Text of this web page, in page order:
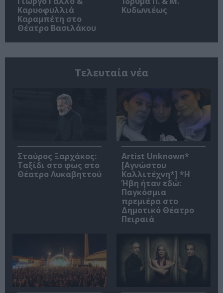
Καρυοφυλλιά
Καραμπέτη στο
Θέατρο Βασιλάκου
Κυδωνιέως
Τελευταία νέα
Σταύρος Ξαρχάκος:
Ταξίδι στο φως στο
Θέατρο Λυκαβηττού
Artist Unknown*
[Αγνώστου
Καλλιτέχνη*] *Η
Ήβη ήταν εδώ:
Παγκόσμια
πρεμιέρα στο
Δημοτικό Θέατρο
Πειραιά